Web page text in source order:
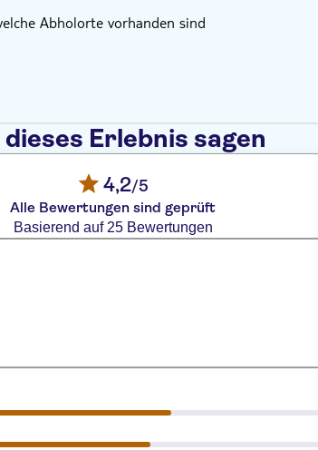
Abholorte vorhanden sind
Erlebnis sagen
4,2/5
Alle Bewertungen sind geprüft
Basierend auf 25 Bewertungen